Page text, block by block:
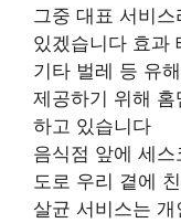
그중 대표 서비
있겠습니다 효과
기타 벌레 등 유
제공하기 위해
하고 있습니다
음식점 앞에 세
도로 우리 곁에
살균 서비스는